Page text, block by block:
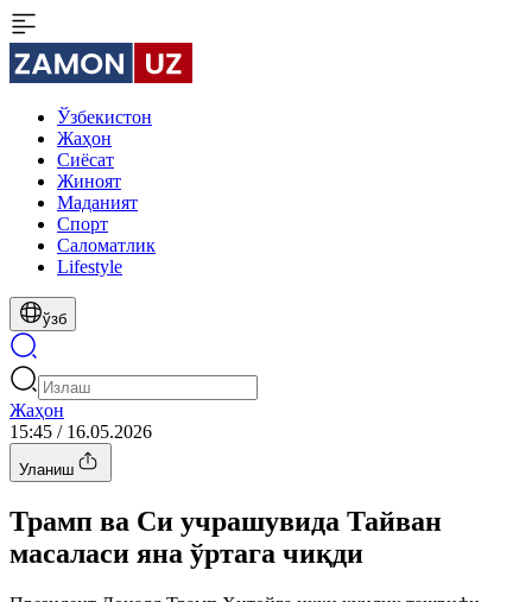
Ўзбекистон
Жаҳон
Сиёсат
Жиноят
Маданият
Спорт
Cаломатлик
Lifestyle
ўзб
Жаҳон
15:45 / 16.05.2026
Уланиш
Трамп ва Си учрашувида Тайван
масаласи яна ўртага чиқди